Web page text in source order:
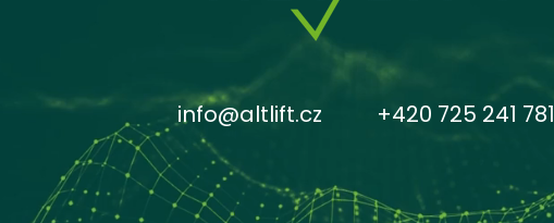
info@altlift.cz +420 725 241 781